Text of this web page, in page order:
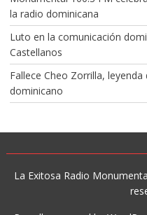
la radio dominicana
Luto en la comunicación
Castellanos
Fallece Cheo Zorrilla,
dominicano
La Exitosa Radio